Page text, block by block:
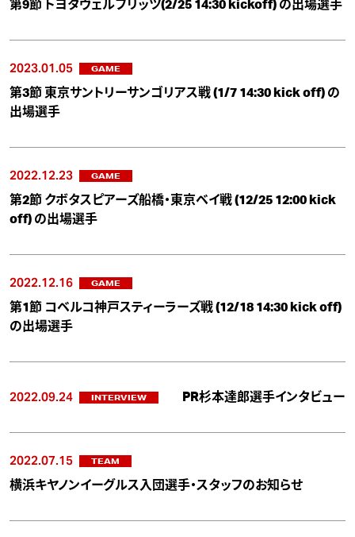
第9節 トヨタヴェルブリッツ(2/25 14:30 kickoff) の出場選手
2023.01.05 GAME
第3節 東京サントリーサンゴリアス戦 (1/7 14:30 kick off) の
出場選手
2022.12.23 GAME
第2節 クボタスピアーズ船橋・東京ベイ戦 (12/25 12:00 kick
off) の出場選手
2022.12.16 GAME
第1節 コベルコ神戸スティーラーズ戦 (12/18 14:30 kick off)
の出場選手
2022.09.24 INTERVIEW PR杉本達郎選手インタビュー
2022.07.15 TEAM
横浜キヤノンイーグルス入団選手・スタッフのお知らせ